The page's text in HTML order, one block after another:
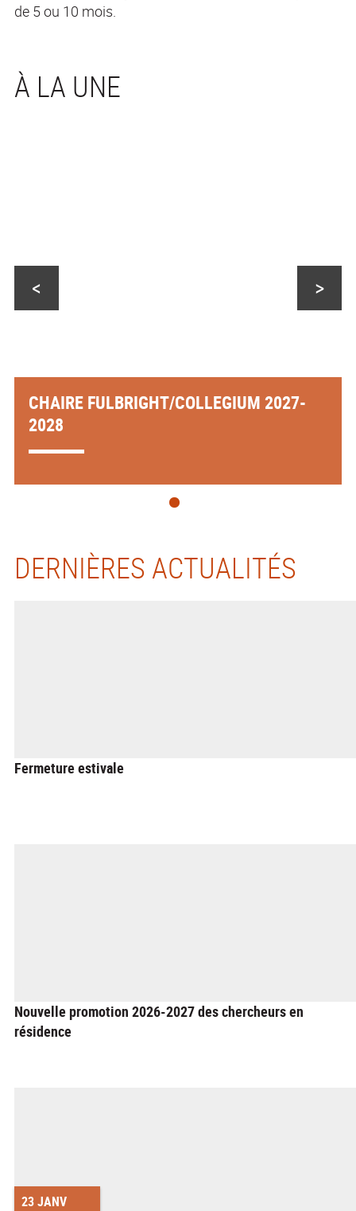
de 5 ou 10 mois.
CHAIRE FULBRIGHT/COLLEGIUM 2027-
2028
< >
DERNIÈRES ACTUALITÉS
Fermeture estivale
Nouvelle promotion 2026-2027 des chercheurs en
résidence
23 JANV